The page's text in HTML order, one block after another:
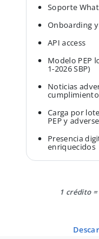
Soporte
Onboarding
API access
Modelo PEP
1-2026 SBP)
Noticias
cumplimiento
Carga por
PEP y
Presencia
enriquecidos
1 crédito